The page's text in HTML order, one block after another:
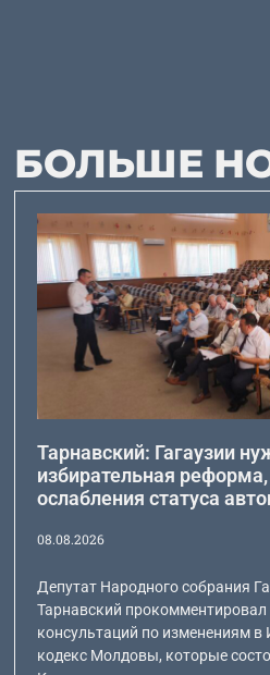
БОЛЬШЕ
Тарнавский: Гагаузии
избирательная
ослабления статуса
08.08.2026
Депутат Народного собрания
Тарнавский
консультаций по изменениям в
кодекс Молдовы, которые